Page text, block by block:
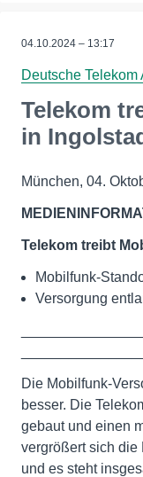
04.10.2024 – 13:17
Deutsche Telekom
Telekom
in
München, 04.
Telekom treibt
Mobilfunk-
Versorgung
Die Mobilfunk-
besser. Die
gebaut und einen
vergrößert sich die
und es steht